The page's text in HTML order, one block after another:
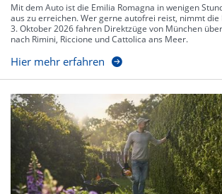
Mit dem Auto ist die Emilia Romagna in wenigen
aus zu erreichen. Wer gerne autofrei reist, nimmt die
3. Oktober 2026 fahren Direktzüge von München
nach Rimini, Riccione und Cattolica ans Meer.
Hier mehr erfahren